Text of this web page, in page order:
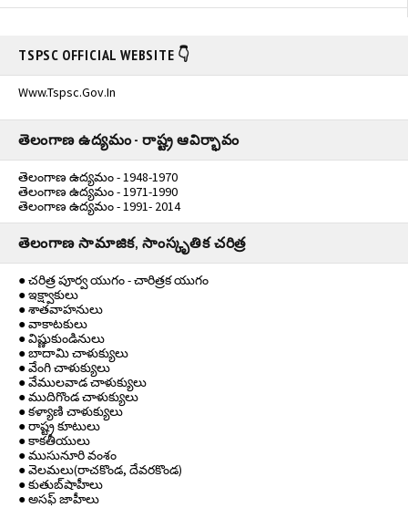
TSPSC OFFICIAL WEBSITE 👇
Www.tspsc.gov.in
తెలంగాణ ఉద్యమం - రాష్ట్ర ఆవిర్భావం
తెలంగాణ ఉద్యమం - 1948-1970
తెలంగాణ ఉద్యమం - 1971-1990
తెలంగాణ ఉద్యమం - 1991- 2014
తెలంగాణ సామాజిక, సాంస్కృతిక చరిత్ర
● చరిత్ర పూర్వ యుగం - చారిత్రక యుగం
● ఇక్ష్వాకులు
● శాతవాహనులు
● వాకాటకులు
● విష్ణుకుండినులు
● బాదామి చాళుక్యులు
● వేంగి చాళుక్యులు
● వేములవాడ చాళుక్యులు
● ముదిగొండ చాళుక్యులు
● కళ్యాణి చాళుక్యులు
● రాష్ట్ర కూటులు
● కాకతీయులు
● ముసునూరి వంశం
● వెలమలు(రాచకొండ, దేవరకొండ)
● కుతుబ్‌షాహీలు
● అసఫ్ జాహీలు